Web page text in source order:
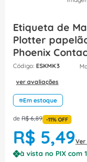
Etiqueta de
Plotter
Phoenix
: ESKMK3
ver avaliações
Em estoque
de R$ 6,89 -11% OFF
R$ 5,49
à vista no PIX com